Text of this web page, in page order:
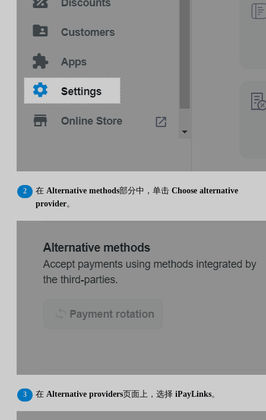
在 Alternative methods部分中，单击 Choose alternative
provider。
在 Alternative providers页面上，选择 iPayLinks。